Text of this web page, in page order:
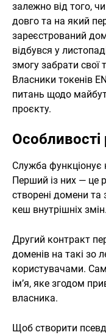
залежно від того,
довго та на який
зареєстрований
відбувся у
змогу забрати свої
Власники токенів
питань щодо
проєкту.
Особливості
Служба функціонує
Перший із них — це
створені домени та
кеш внутрішніх змін.
Другий контракт
доменів на такі зо
користувачами.
ім’я, яке згодом
власника.
Щоб створити